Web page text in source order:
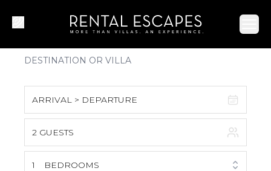
ARRIVAL > DEPARTURE
S M T W T F S
2 GUESTS
1 BEDROOMS